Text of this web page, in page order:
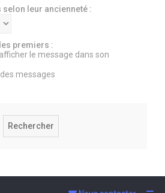
leur ancienneté :
premiers :
le message dans son
messages